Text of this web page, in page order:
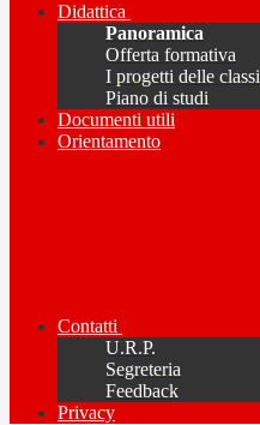
Didattica
Panoramica
Offerta formativa
I progetti delle classi
Piano di studi
Documenti utili
Orientamento
Contatti
U.R.P.
Segreteria
Feedback
Privacy